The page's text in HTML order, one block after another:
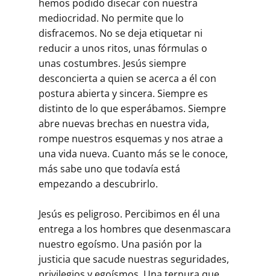
hemos podido disecar con nuestra
mediocridad. No permite que lo
disfracemos. No se deja etiquetar ni
reducir a unos ritos, unas fórmulas o
unas costumbres. Jesús siempre
desconcierta a quien se acerca a él con
postura abierta y sincera. Siempre es
distinto de lo que esperábamos. Siempre
abre nuevas brechas en nuestra vida,
rompe nuestros esquemas y nos atrae a
una vida nueva. Cuanto más se le conoce,
más sabe uno que todavía está
empezando a descubrirlo.
Jesús es peligroso. Percibimos en él una
entrega a los hombres que desenmascara
nuestro egoísmo. Una pasión por la
justicia que sacude nuestras seguridades,